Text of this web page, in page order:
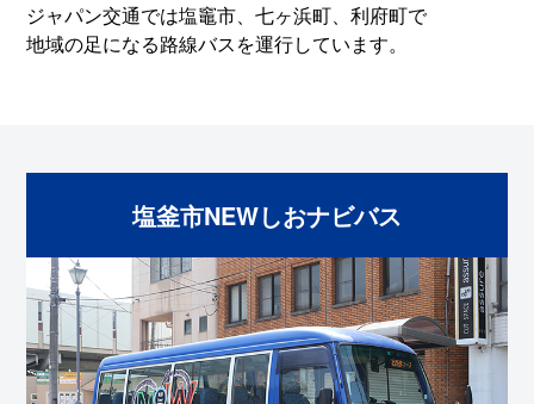
ジャパン交通では塩竈市、七ヶ浜町、利府町で
地域の足になる路線バスを運行しています。
塩釜市NEWしおナビバス